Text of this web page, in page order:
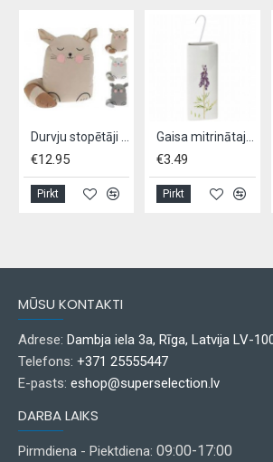
€12.95
Pirkt
€3.49
Pirkt
MŪSU KONTAKTI
Adrese: Dambja iela 3a, Rīga, Latvija LV-
Telefons: +371 25555447
E-pasts: eshop@superselection.lv
DARBA LAIKS
Pirmdiena - Piektdiena: 09:00-17:00